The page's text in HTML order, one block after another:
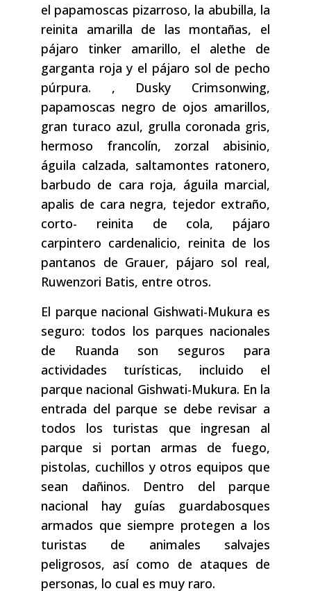
el papamoscas pizarroso, la abubilla, la
reinita amarilla de las montañas, el
pájaro tinker amarillo, el alethe de
garganta roja y el pájaro sol de pecho
púrpura. , Dusky Crimsonwing,
papamoscas negro de ojos amarillos,
gran turaco azul, grulla coronada gris,
hermoso francolín, zorzal abisinio,
águila calzada, saltamontes ratonero,
barbudo de cara roja, águila marcial,
apalis de cara negra, tejedor extraño,
corto- reinita de cola, pájaro
carpintero cardenalicio, reinita de los
pantanos de Grauer, pájaro sol real,
Ruwenzori Batis, entre otros.
El parque nacional Gishwati-Mukura es
seguro: todos los parques nacionales
de Ruanda son seguros para
actividades turísticas, incluido el
parque nacional Gishwati-Mukura. En la
entrada del parque se debe revisar a
todos los turistas que ingresan al
parque si portan armas de fuego,
pistolas, cuchillos y otros equipos que
sean dañinos. Dentro del parque
nacional hay guías guardabosques
armados que siempre protegen a los
turistas de animales salvajes
peligrosos, así como de ataques de
personas, lo cual es muy raro.